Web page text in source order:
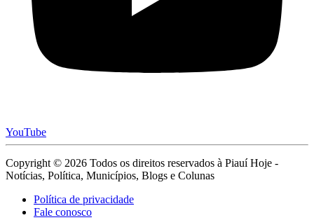
YouTube
Copyright © 2026 Todos os direitos reservados à Piauí Hoje -
Notícias, Política, Municípios, Blogs e Colunas
Política de privacidade
Fale conosco